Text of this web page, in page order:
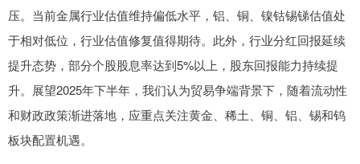
压。当前金属行业估值维持偏低水平，铝、铜、镍钴锡锑估值处
于相对低位，行业估值修复值得期待。此外，行业分红回报延续
提升态势，部分个股股息率达到5%以上，股东回报能力持续提
升。展望2025年下半年，我们认为贸易争端背景下，随着流动性
和财政政策渐进落地，应重点关注黄金、稀土、铜、铝、锡和钨
板块配置机遇。